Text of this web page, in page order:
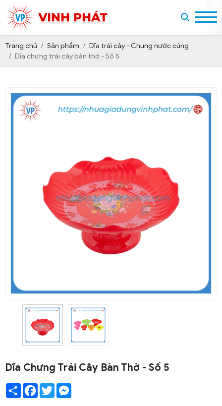
Trang chủ Sản phẩm
Dĩa trái cây - Chung nước cúng
Dĩa chưng trái cây bàn thờ - Số 5
Dĩa Chưng Trái Cây Bàn Thờ - Số 5
Share Facebook
Twitter